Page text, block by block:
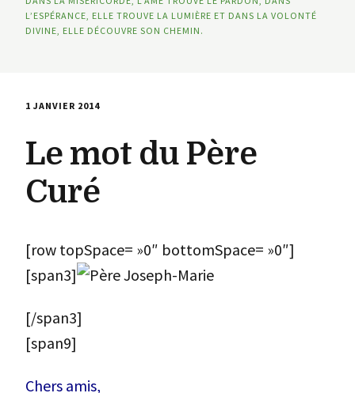
L’ESPÉRANCE, ELLE TROUVE LA LUMIÈRE ET DANS LA VOLONTÉ
DIVINE, ELLE DÉCOUVRE SON CHEMIN.
1 JANVIER 2014
Le mot du Père
Curé
[row topSpace= »0″ bottomSpace= »0″]
[span3]
[/span3]
[span9]
Chers amis,